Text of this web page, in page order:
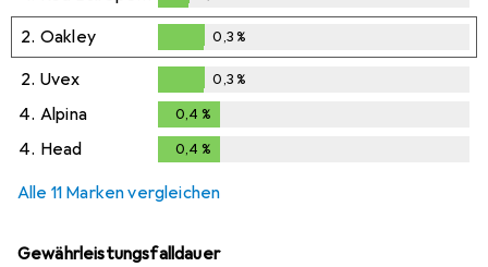
0,2%
2. Oakley
0,3%
0,3%
2. Uvex
0,3%
0,3%
4. Alpina 0,4 %
4. Head 0,4 %
Alle 11 Marken vergleichen
Gewährleistungsfalldauer